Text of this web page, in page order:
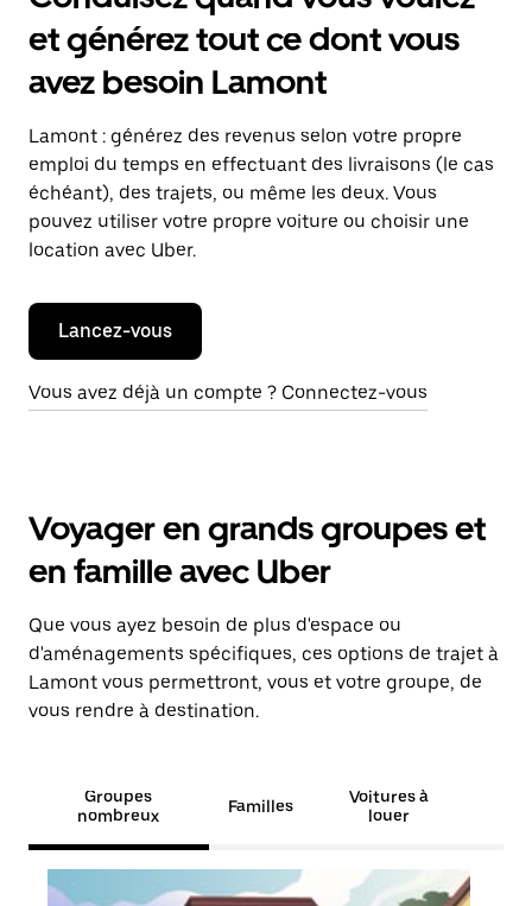
et générez tout ce dont vous
avez besoin Lamont
Lamont : générez des revenus selon votre propre
emploi du temps en effectuant des livraisons (le cas
échéant), des trajets, ou même les deux. Vous
pouvez utiliser votre propre voiture ou choisir une
location avec Uber.
Lancez-vous
Vous avez déjà un compte ? Connectez-vous
Voyager en grands groupes et
en famille avec Uber
Que vous ayez besoin de plus d'espace ou
d'aménagements spécifiques, ces options de trajet à
Lamont vous permettront, vous et votre groupe, de
vous rendre à destination.
Groupes
nombreux
Familles
Voitures à
louer